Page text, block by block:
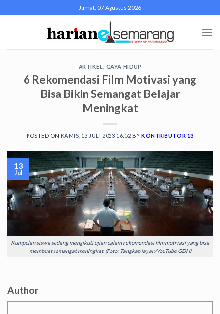
to
Jumat, 07 Agustus 2026
ARTIKEL GAYA HIDUP
6 Rekomendasi Film Motivasi yang
Bisa Bikin Semangat Belajar
Meningkat
POSTED ON KAMIS, 13 JULI 2023 16:52 BY KONTRIBUTOR 13
Kumpulan siswa sedang mengikuti ujian dalam rekomendasi film motivasi yang bisa
membuat semangat meningkat. (Foto: Tangkap layar/YouTube GDH)
13
Jul
Author